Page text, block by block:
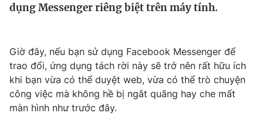
Tin tức
Câu chuyện quốc tế
Tài chính
Thị trường
Góc doanh nghiệp
Dữ liệu và đời sống
Truyền hình
Phim VTV
dụng Messenger riêng biệt trên máy tính.
Giờ đây, nếu bạn sử dụng Facebook Messenger để
trao đổi, ứng dụng tách rời này sẽ trở nên rất hữu ích
khi bạn vừa có thể duyệt web, vừa có thể trò chuyện
công việc mà không hề bị ngắt quãng hay che mất
màn hình như trước đây.